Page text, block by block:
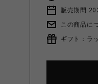
販売期間
この商品に
ギフト：ラ